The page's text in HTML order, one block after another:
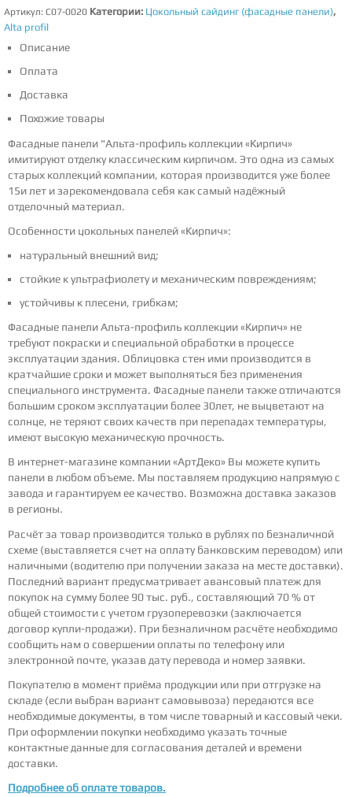
Артикул: C07-0020 Категории: Цокольный сайдинг (фасадные панели),
Alta profil
Описание
Оплата
Доставка
Похожие товары
Фасадные панели "Альта-профиль коллекции «Кирпич»
имитируют отделку классическим кирпичом. Это одна из самых
старых коллекций компании, которая производится уже более
15и лет и зарекомендовала себя как самый надёжный
отделочный материал.
Особенности цокольных панелей «Кирпич»:
натуральный внешний вид;
стойкие к ультрафиолету и механическим повреждениям;
устойчивы к плесени, грибкам;
Фасадные панели Альта-профиль коллекции «Кирпич» не
требуют покраски и специальной обработки в процессе
эксплуатации здания. Облицовка стен ими производится в
кратчайшие сроки и может выполняться без применения
специального инструмента. Фасадные панели также отличаются
большим сроком эксплуатации более 30лет, не выцветают на
солнце, не теряют своих качеств при перепадах температуры,
имеют высокую механическую прочность.
В интернет-магазине компании «АртДеко» Вы можете купить
панели в любом объеме. Мы поставляем продукцию напрямую с
завода и гарантируем ее качество. Возможна доставка заказов
в регионы.
Расчёт за товар производится только в рублях по безналичной
схеме (выставляется счет на оплату банковским переводом) или
наличными (водителю при получении заказа на месте доставки).
Последний вариант предусматривает авансовый платеж для
покупок на сумму более 90 тыс. руб., составляющий 70 % от
общей стоимости с учетом грузоперевозки (заключается
договор купли-продажи). При безналичном расчёте необходимо
сообщить нам о совершении оплаты по телефону или
электронной почте, указав дату перевода и номер заявки.
Покупателю в момент приёма продукции или при отгрузке на
складе (если выбран вариант самовывоза) передаются все
необходимые документы, в том числе товарный и кассовый чеки.
При оформлении покупки необходимо указать точные
контактные данные для согласования деталей и времени
доставки.
Подробнее об оплате товаров.